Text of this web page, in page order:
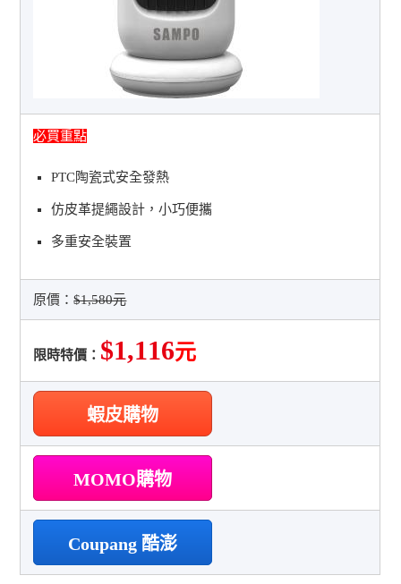
必買重點
PTC陶瓷式安全發熱
仿皮革提繩設計，小巧便攜
多重安全裝置
原價：$1,580元
限時特價： $1,116元
蝦皮購物
MOMO購物
Coupang 酷澎